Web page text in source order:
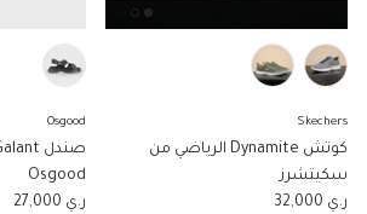
Skechers
كوتش Dynamite الرياضي من
سكيتشرز
السعر الاصلي
ر.ي 32,000
Osgood
Osgood
السعر الاصلي
ر.ي 27,000